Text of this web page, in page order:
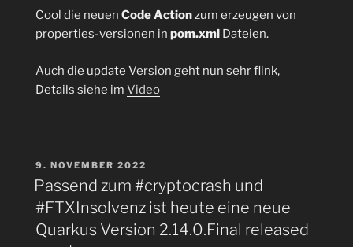
inkl.
sprechenden
mit
mkp224o“
Cool die neuen Code Actionzum erzeugen von
properties-versionen in pom.xml Dateien.
Auch die update Version geht nun sehr flink,
Details siehe im Video
VERÖFFENTLICHT
AM
9. NOVEMBER 2022
Passend zum #cryptocrash und
#FTXInsolvenz ist heute eine neue
Quarkus Version 2.14.0.Final released